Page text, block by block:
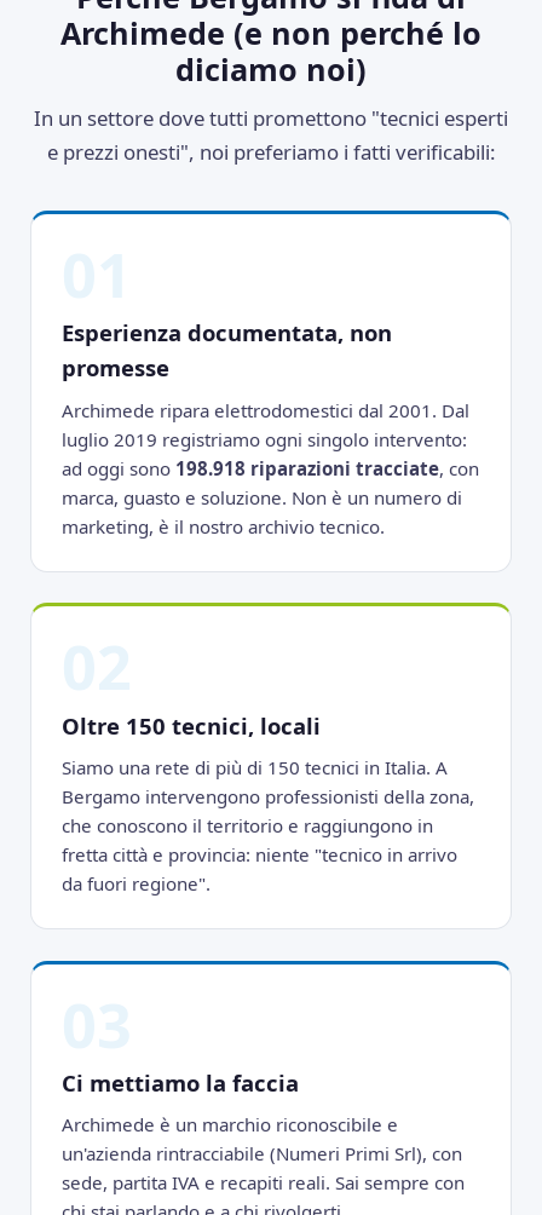
Archimede (e non perché lo
diciamo noi)
In un settore dove tutti promettono "tecnici esperti
e prezzi onesti", noi preferiamo i fatti verificabili:
Esperienza documentata, non
promesse
Archimede ripara elettrodomestici dal 2001. Dal
luglio 2019 registriamo ogni singolo intervento:
ad oggi sono 198.918 riparazioni tracciate, con
marca, guasto e soluzione. Non è un numero di
marketing, è il nostro archivio tecnico.
Oltre 150 tecnici, locali
Siamo una rete di più di 150 tecnici in Italia. A
Bergamo intervengono professionisti della zona,
che conoscono il territorio e raggiungono in
fretta città e provincia: niente "tecnico in arrivo
da fuori regione".
Ci mettiamo la faccia
Archimede è un marchio riconoscibile e
un'azienda rintracciabile (Numeri Primi Srl), con
sede, partita IVA e recapiti reali. Sai sempre con